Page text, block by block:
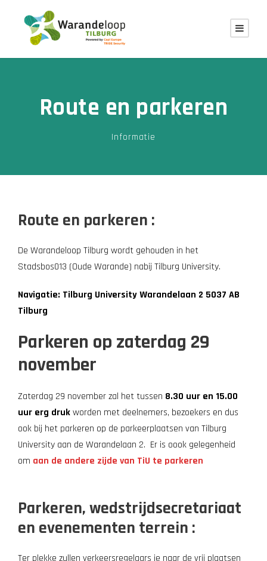
Route en parkeren
Informatie
Route en parkeren :
De Warandeloop Tilburg wordt gehouden in het
Stadsbos013 (Oude Warande) nabij Tilburg University.
Navigatie: Tilburg University Warandelaan 2 5037 AB
Tilburg
Parkeren op zaterdag 29
november
Zaterdag 29 november zal het tussen 8.30 uur en 15.00
uur erg drukworden met deelnemers, bezoekers en dus
ook bij het parkeren op de parkeerplaatsen van Tilburg
University aan de Warandelaan 2. Er is oook gelegenheid
om aan de andere zijde van TiU te parkeren
Parkeren, wedstrijdsecretariaat
en evenementen terrein :
Ter plekke zullen verkeersregelaars je naar de vrij plaatsen